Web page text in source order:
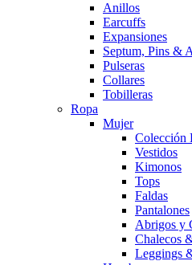
Anillos
Earcuffs
Expansiones
Septum, Pins &
Pulseras
Collares
Tobilleras
Ropa
Mujer
Colección
Vestidos
Kimonos
Tops
Faldas
Pantalones
Abrigos y
Chalecos
Leggings